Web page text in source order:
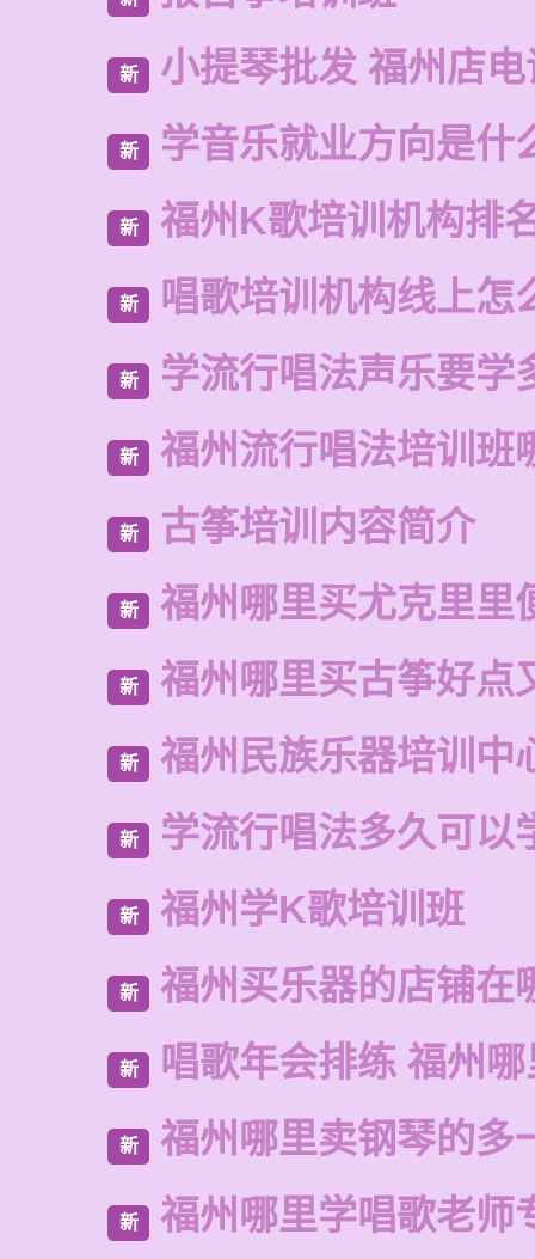
新 小提琴批发 福州店
新 学音乐就业方向是什
新 福州K歌培训机构排
新 唱歌培训机构线上怎
新 学流行唱法声乐要学
新 福州流行唱法培训班
新 古筝培训内容简介
新 福州哪里买尤克里里
新 福州哪里买古筝好点
新 福州民族乐器培训中
新 学流行唱法多久可以
新 福州学K歌培训班
新 福州买乐器的店铺在
新 唱歌年会排练 福州
新 福州哪里卖钢琴的多
新 福州哪里学唱歌老师